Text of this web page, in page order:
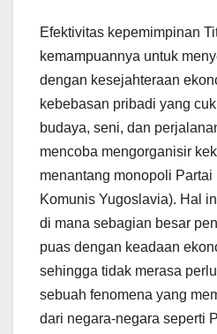
Efektivitas kepemimpinan
kemampuannya untuk
dengan kesejahteraan
kebebasan pribadi yang
budaya, seni, dan
mencoba mengorganisir
menantang monopoli Partai
Komunis Yugoslavia). Hal
di mana sebagian besar
puas dengan keadaan
sehingga tidak merasa
sebuah fenomena yang
dari negara-negara seperti